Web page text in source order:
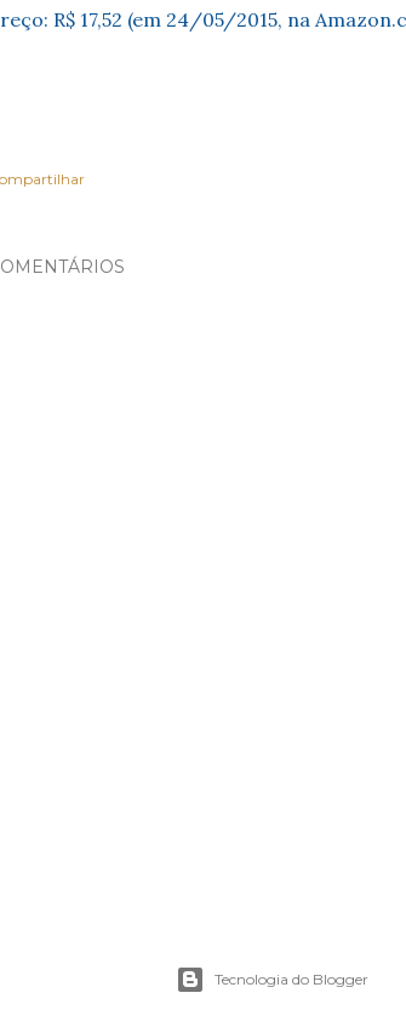
R$ 17,52 (em 24/05/2015, na
Tecnologia do Blogger